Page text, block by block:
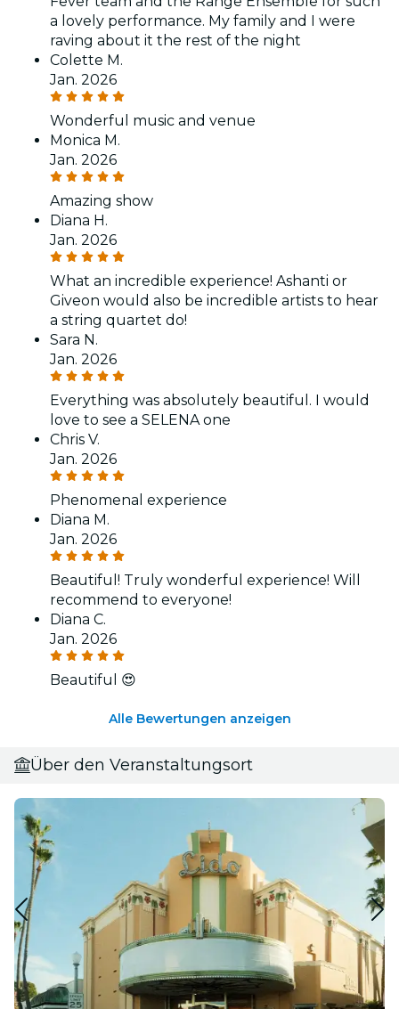
a lovely performance. My family and I were
raving about it the rest of the night
Colette M.
Jan. 2026
Wonderful music and venue
Monica M.
Jan. 2026
Amazing show
Diana H.
Jan. 2026
What an incredible experience! Ashanti or
Giveon would also be incredible artists to hear
a string quartet do!
Sara N.
Jan. 2026
Everything was absolutely beautiful. I would
love to see a SELENA one
Chris V.
Jan. 2026
Phenomenal experience
Diana M.
Jan. 2026
Beautiful! Truly wonderful experience! Will
recommend to everyone!
Diana C.
Jan. 2026
Beautiful 😍
Alle Bewertungen anzeigen
Über den Veranstaltungsort